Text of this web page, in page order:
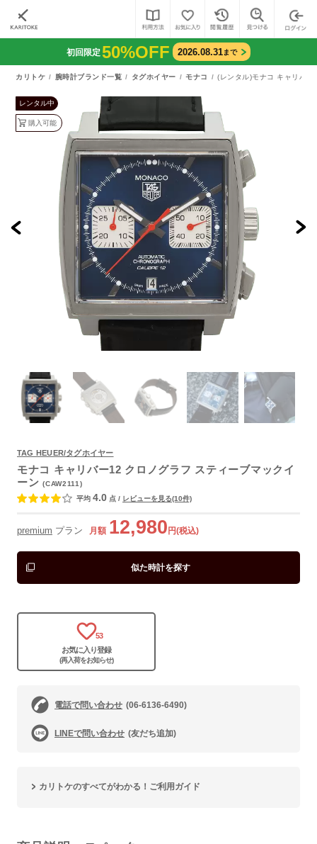
初回限定50%OFF 2026.08.31まで
カリトケ 腕時計ブランド一覧 タグホイヤー モナコ (レンタル)モナコ キャリバ
レンタル中
購入可能
TAG HEUER/タグホイヤー
モナコ キャリバー12 クロノグラフ スティーブマックイ
ーン(CAW2111)
平均 4.0 点 / レビューを見る(10件)
premium プラン 月額 12,980 円(税込)
似た時計を探す
53
お気に入り登録
(再入荷をお知らせ)
電話で問い合わせ (06-6136-6490)
LINEで問い合わせ (友だち追加)
カリトケのすべてがわかる！ご利用ガイド